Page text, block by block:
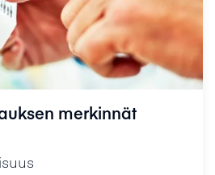
merkinnät